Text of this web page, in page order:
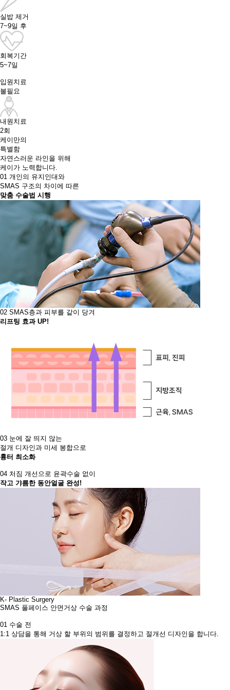
실밥 제거
7~9일 후
회복기간
5~7일
입원치료
불필요
내원치료
2회
케이만의
특별함
자연스러운 라인을 위해
케이가 노력합니다.
01 개인의 유지인대와
SMAS 구조의 차이에 따른
맞춤 수술법 시행
02 SMAS층과 피부를 같이 당겨
리프팅 효과 UP!​
03 눈에 잘 띄지 않는
절개 디자인과 미세 봉합으로
흉터 최소화
04 처짐 개선으로 윤곽수술 없이
작고 갸름한 동안얼굴 완성!
K- Plastic Surgery
SMAS 풀페이스 안면거상 수술 과정
01 수술 전
1:1 상담을 통해 거상 할 부위의 범위를 결정하고 절개선 디자인을 합니다.​